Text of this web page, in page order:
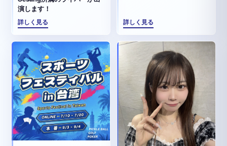
演します！
詳しく見る 詳しく見る